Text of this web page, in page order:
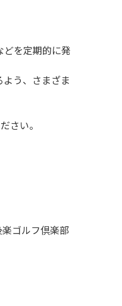
を定期的に発
う、さまざま
さい。
ゴルフ倶楽部